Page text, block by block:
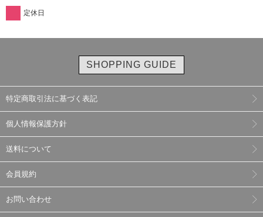
定休日
SHOPPING GUIDE
特定商取引法に基づく表記
個人情報保護方針
送料について
会員規約
お問い合わせ